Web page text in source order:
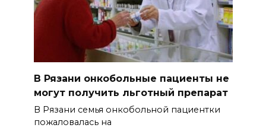
В Рязани онкобольные пациенты не
могут получить льготный препарат
В Рязани семья онкобольной пациентки
пожаловалась на